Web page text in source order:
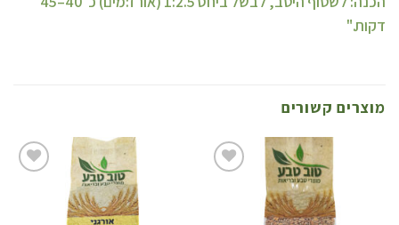
דקות."
מוצרים קשורים